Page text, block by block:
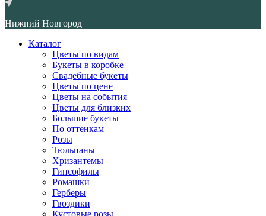
Нижний Новгород
Каталог
Цветы по видам
Букеты в коробке
Свадебные букеты
Цветы по цене
Цветы на события
Цветы для близких
Большие букеты
По оттенкам
Розы
Тюльпаны
Хризантемы
Гипсофилы
Ромашки
Герберы
Гвоздики
Кустовые розы